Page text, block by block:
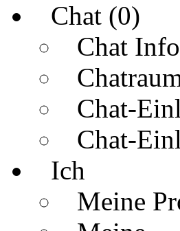
Chat (0)
Chat
Chat-
Chat-
Ich
Meine